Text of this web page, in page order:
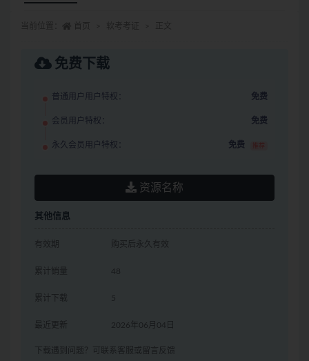
免费下载
普通用户用户特权： 免费
会员用户特权： 免费
永久会员用户特权： 免费 推荐
资源名称
其他信息
有效期 购买后永久有效
累计销量 48
累计下载 5
最近更新 2026年06月04日
下载遇到问题？可联系客服或留言反馈